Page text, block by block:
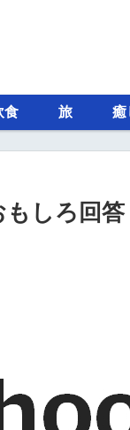
食 旅 癒
もしろ回